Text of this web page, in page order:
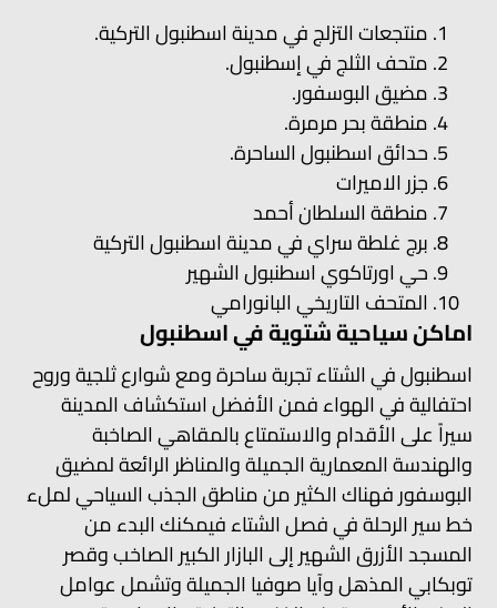
منتجعات التزلج في مدينة اسطنبول التركية.
متحف الثلج في إسطنبول.
مضيق البوسفور.
منطقة بحر مرمرة.
حدائق اسطنبول الساحرة.
جزر الاميرات
منطقة السلطان أحمد
برج غلطة سراي في مدينة اسطنبول التركية
حي اورتاكوي اسطنبول الشهير
المتحف التاريخي البانورامي
اماكن سياحية شتوية في اسطنبول
اسطنبول في الشتاء تجربة ساحرة ومع شوارع ثلجية وروح
احتفالية في الهواء فمن الأفضل استكشاف المدينة
سيراً على الأقدام والاستمتاع بالمقاهي الصاخبة
والهندسة المعمارية الجميلة والمناظر الرائعة لمضيق
البوسفور فهناك الكثير من مناطق الجذب السياحي لملء
خط سير الرحلة في فصل الشتاء فيمكنك البدء من
المسجد الأزرق الشهير إلى البازار الكبير الصاخب وقصر
توبكابي المذهل وآيا صوفيا الجميلة وتشمل عوامل